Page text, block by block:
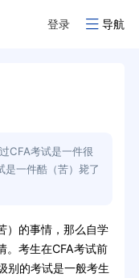
登录 导航
CFA考试是一件很
是一件酷（苦）毙了
）的事情，那么自学
。考生在CFA考试前
别的考试是一般考生